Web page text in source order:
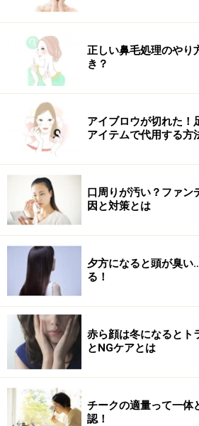
回ずつリピート。
あわせてやりたい「肌のハ
深く刻まれたほうれい線を、内側
ピンとしたハリが大事。肌のハリ
マッサージもあわせて行えば、さ
【関連記事】
首のしわに効果的なツボ！ 1日1分
法
顔のハリ＆肌のハリが回復！押す
フトアップ
顔のむくみにはリンパマッサージ！
目をぱっちりさせるツボ！1分押す
を目ヂカラUP
ブルドッグラインとほうれい線を
と引き締め顔に
正しい鼻毛処理のや
き？
アイブロウが切れた！
アイテムで代用する方
口周りが汚い？ファン
因と対策とは
夕方になると頭が臭
る！
赤ら顔は冬になるとト
とNGケアとは
チークの適量って一体
認！